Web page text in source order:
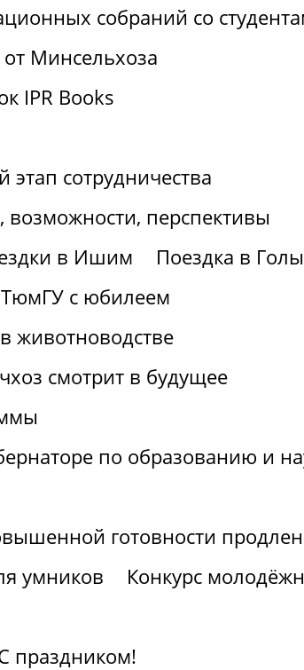
собраний со
Минсельхоза
IPR Books
сотрудничества
перспективы
в Ишим
Поездка в
ТюмГУ с юбилеем
животноводстве
смотрит в будущее
по образованию и
готовности продлен
умников
Конкурс
праздником!